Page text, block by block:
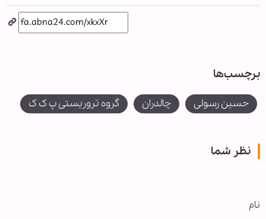
برچسب‌ها
حسین رسولی چالدران گروه تروریستی پ ک ک
نظر شما
نام